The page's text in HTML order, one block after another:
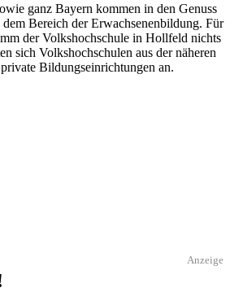
ganz Bayern kommen in den Genuss
Bereich der Erwachsenenbildung. Für
der Volkshochschule in Hollfeld nichts
sich Volkshochschulen aus der näheren
Bildungseinrichtungen an.
Anzeige